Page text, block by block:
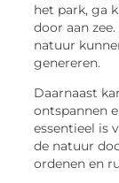
het park, ga
door aan
natuur
genereren.
Daarnaast
ontspannen
essentieel is
de natuur
ordenen en